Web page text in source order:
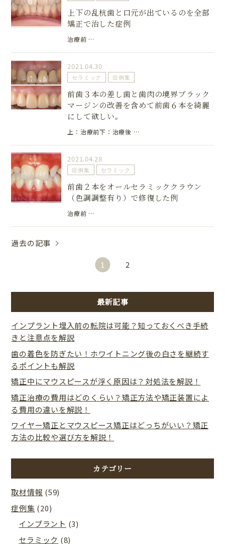
上下の乱杭歯と口元が出ているのを全部
矯正で治した症例
治療前 …
2021.04.30
セラミック 症例集
前歯３本の差し歯と歯肉の境界ブラック
マージンの改善を含めて前歯６本を綺麗
にして欲しい。
上：治療前下：治療後 …
2021.04.28
症例集 セラミック
前歯２本をオールセラミッククラウン
（色調調整有り）で修復した例
治療前 …
1 2
過去の記事
最新記事
インプラント埋入前の転院は可能？知っておくべき手続
きと注意点を解説
歯の着色を防ぎたい！ホワイトニング後の白さを継続す
るポイントも解説
矯正中にマウスピースが浮く原因は？対処法を解説！
矯正治療の費用はどのくらい？矯正方法や矯正装置によ
る費用の違いを解説！
ワイヤー矯正とマウスピース矯正はどっちがいい？矯正
方法の比較や選び方を解説！
カテゴリー
取材情報 (59)
症例集 (20)
インプラント (3)
セラミック (8)